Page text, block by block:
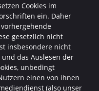
Cookies im
ein. Daher
gesetzlich nicht
insbesondere nicht
das Auslesen der
unbedingt
einen von ihnen
(also unser